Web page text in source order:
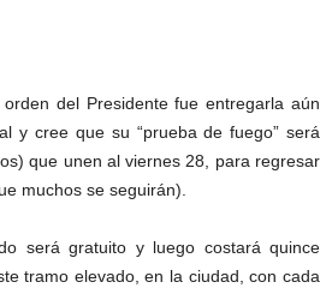
del Presidente fue entregarla aún
y cree que su “prueba de fuego” será
que unen al viernes 28, para regresar
muchos se seguirán).
será gratuito y luego costará quince
tramo elevado, en la ciudad, con cada